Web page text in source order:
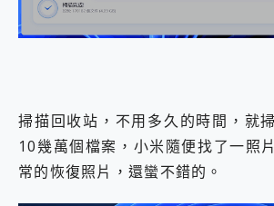
掃描回收站，不用多久的時間，就
10幾萬個檔案，小米隨便找了一照
常的恢復照片，還蠻不錯的。